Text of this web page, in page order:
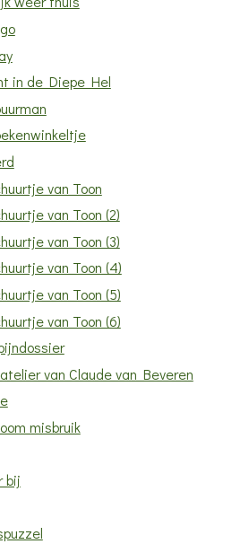
in de Diepe Hel
van Toon
van Toon (2)
van Toon (3)
van Toon (4)
van Toon (5)
van Toon (6)
van Claude van Beveren
misbruik
bij